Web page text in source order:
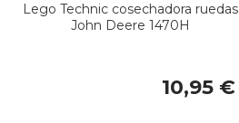
Lego Technic cosechadora ruedas
John Deere 1470H
10,95 €